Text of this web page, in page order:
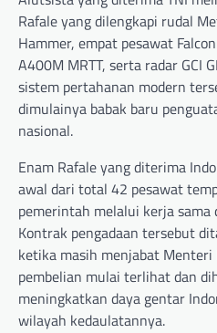
Rafale yang dilengkapi rudal
Hammer, empat pesawat
A400M MRTT, serta radar GCI
sistem pertahanan modern
dimulainya babak baru
nasional.
Enam Rafale yang diterima
awal dari total 42 pesawat
pemerintah melalui kerja
Kontrak pengadaan tersebut
ketika masih menjabat
pembelian mulai terlihat dan
meningkatkan daya gentar
wilayah kedaulatannya.